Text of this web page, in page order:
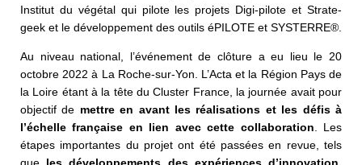
Institut du végétal qui pilote les projets Digi-pilote et Strate-
geek et le développement des outils éPILOTE et SYSTERRE®.
Au niveau national, l’événement de clôture a eu lieu le 20
octobre 2022 à La Roche-sur-Yon. L’Acta et la Région Pays de
la Loire étant à la tête du Cluster France, la journée avait pour
objectif de mettre en avant les réalisations et les défis à
l’échelle française en lien avec cette collaboration . Les
étapes importantes du projet ont été passées en revue, tels